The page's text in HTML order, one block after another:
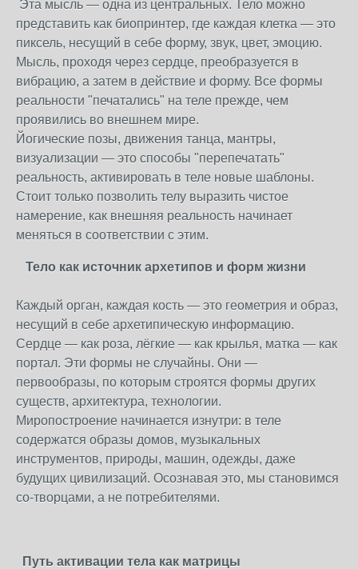
Эта мысль — одна из центральных. Тело можно
представить как биопринтер, где каждая клетка — это
пиксель, несущий в себе форму, звук, цвет, эмоцию.
Мысль, проходя через сердце, преобразуется в
вибрацию, а затем в действие и форму. Все формы
реальности "печатались" на теле прежде, чем
проявились во внешнем мире.
Йогические позы, движения танца, мантры,
визуализации — это способы "перепечатать"
реальность, активировать в теле новые шаблоны.
Стоит только позволить телу выразить чистое
намерение, как внешняя реальность начинает
меняться в соответствии с этим.
Тело как источник архетипов и форм жизни
Каждый орган, каждая кость — это геометрия и образ,
несущий в себе архетипическую информацию.
Сердце — как роза, лёгкие — как крылья, матка — как
портал. Эти формы не случайны. Они —
первообразы, по которым строятся формы других
существ, архитектура, технологии.
Миропостроение начинается изнутри: в теле
содержатся образы домов, музыкальных
инструментов, природы, машин, одежды, даже
будущих цивилизаций. Осознавая это, мы становимся
со-творцами, а не потребителями.
Путь активации тела как матрицы